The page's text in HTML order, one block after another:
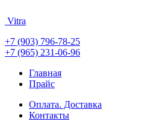
Vitra
+7 (903) 796-78-25
+7 (965) 231-06-96
Главная
Прайс
Оплата. Доставка
Контакты